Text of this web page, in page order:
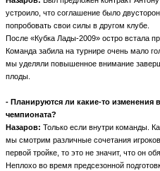
устроило, что соглашение было
попробовать свои силы в другом клубе.
После «Кубка Лады-2009» остро встала
Команда забила на турнире очень мало
мы уделяли повышенное внимание
плоды.
- Планируются ли какие-то изменения
чемпионата?
Назаров: Только если внутри команды.
мы смотрим различные сочетания
первой тройке, то это не значит, что он
Неплохо во время предсезонной